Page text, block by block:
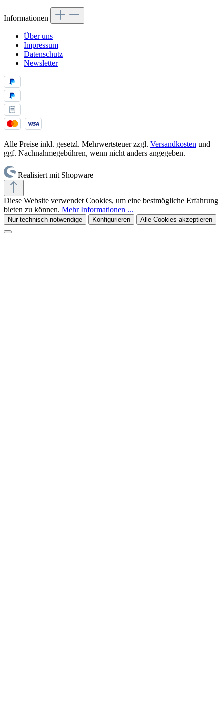
Informationen
Über uns
Impressum
Datenschutz
Newsletter
Alle Preise inkl. gesetzl. Mehrwertsteuer zzgl. Versandkosten und
ggf. Nachnahmegebühren, wenn nicht anders angegeben.
Realisiert mit Shopware
Diese Website verwendet Cookies, um eine bestmögliche Erfahrung
bieten zu können. Mehr Informationen ...
Nur technisch notwendige Konfigurieren Alle Cookies akzeptieren